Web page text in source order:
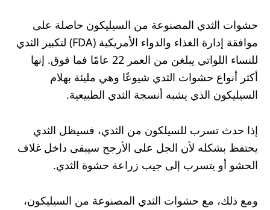
حشوات الثدي المصنوعة من السيليكون حاصلة على
موافقة إدارة الغذاء والدواء الأمريكية (FDA) لتكبير الثدي
للنساء اللواتي يبلغن من العمر 22 عامًا فما فوق. إنها
أكثر أنواع حشوات الثدي شيوعًا وهي مليئة بهلام
السيليكون الذي يشبه أنسجة الثدي الطبيعية.
إذا حدث تسرب للسيلكون من الثدي، فسيظل الثدي
يحتفظ بشكله لأن الجل على الأرجح سيبقى داخل غلاف
الحشو أو يتسرب إلى جيب زراعة حشوة الثدي.
ومع ذلك، مع حشوات الثدي المصنوعة من السيليكون،